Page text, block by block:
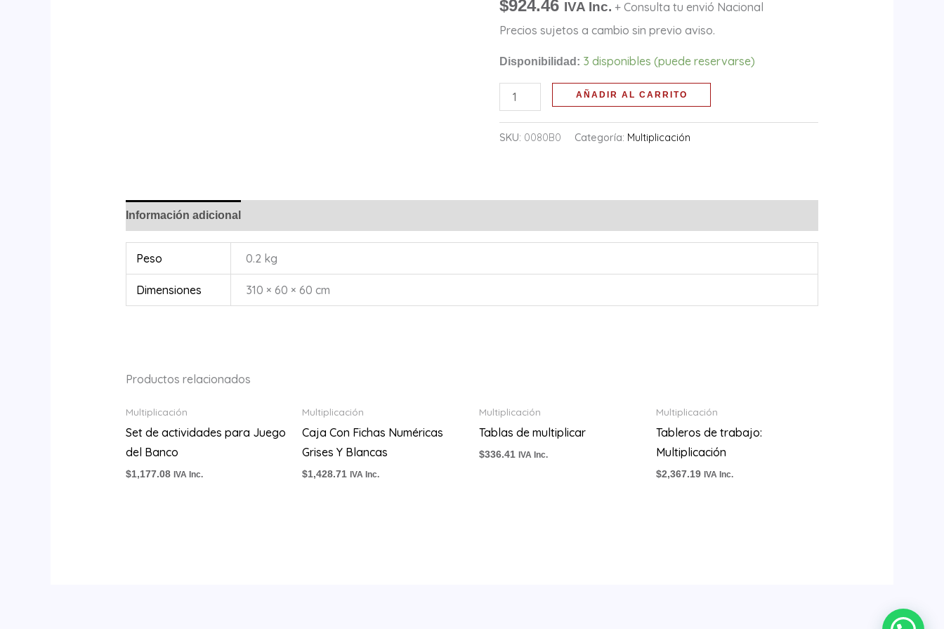
$924.46 IVA Inc. + Consulta tu envió Nacional
Precios sujetos a cambio sin previo aviso.
Disponibilidad: 3 disponibles (puede reservarse)
AÑADIR AL CARRITO
SKU: 0080B0 Categoría: Multiplicación
Información adicional
Peso 0.2 kg
Dimensiones 310 × 60 × 60 cm
Productos relacionados
Multiplicación
Set de actividades para Juego
del Banco
$1,177.08 IVA Inc.
Multiplicación
Caja Con Fichas Numéricas
Grises Y Blancas
$1,428.71 IVA Inc.
Multiplicación
Tablas de multiplicar
$336.41 IVA Inc.
Multiplicación
Tableros de trabajo:
Multiplicación
$2,367.19 IVA Inc.